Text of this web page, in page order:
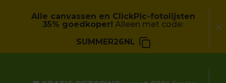
Alle canvassen en ClickPic-fotolijsten
35% goedkoper! Alleen met code:
SUMMER26NL